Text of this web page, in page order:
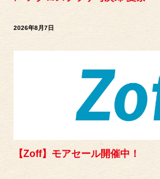
2026年8月7日
【Zoff】モアセール開催中！